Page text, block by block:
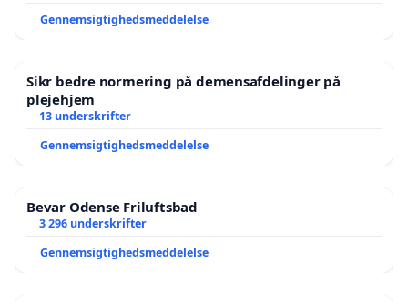
Gennemsigtighedsmeddelelse
Sikr bedre normering på demensafdelinger på
plejehjem
13 underskrifter
Gennemsigtighedsmeddelelse
Bevar Odense Friluftsbad
3 296 underskrifter
Gennemsigtighedsmeddelelse